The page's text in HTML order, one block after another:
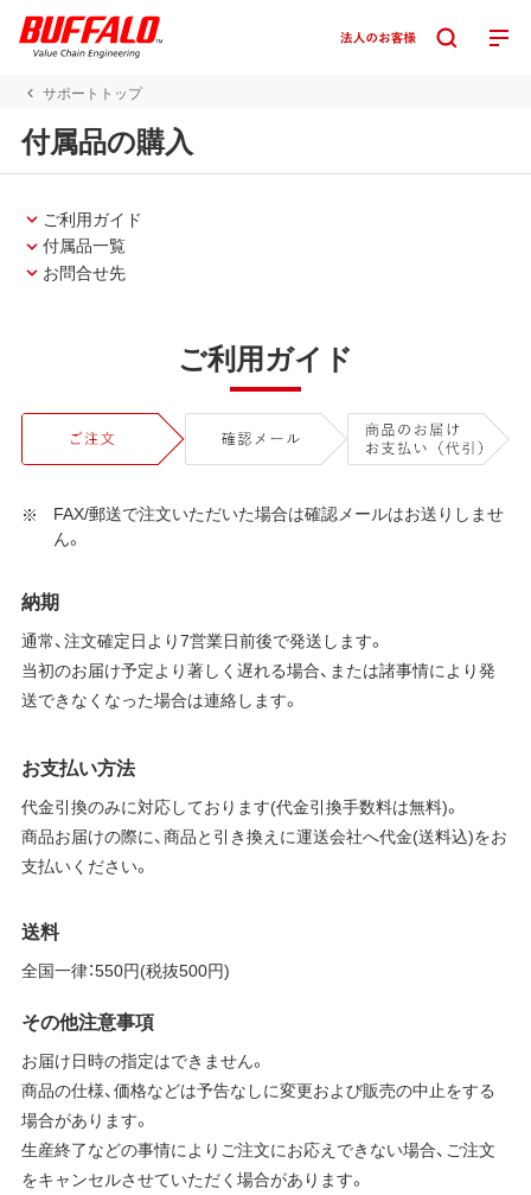
サポートトップ
付属品の購入
ご利用ガイド
付属品一覧
お問合せ先
ご利用ガイド
FAX/郵送で注文いただいた場合は確認メールはお送りしませ
ん。
納期
通常、注文確定日より7営業日前後で発送します。
当初のお届け予定より著しく遅れる場合、または諸事情により発
送できなくなった場合は連絡します。
お支払い方法
代金引換のみに対応しております(代金引換手数料は無料)。
商品お届けの際に、商品と引き換えに運送会社へ代金(送料込)をお
支払いください。
送料
全国一律：550円(税抜500円)
その他注意事項
お届け日時の指定はできません。
商品の仕様、価格などは予告なしに変更および販売の中止をする
場合があります。
生産終了などの事情によりご注文にお応えできない場合、ご注文
をキャンセルさせていただく場合があります。